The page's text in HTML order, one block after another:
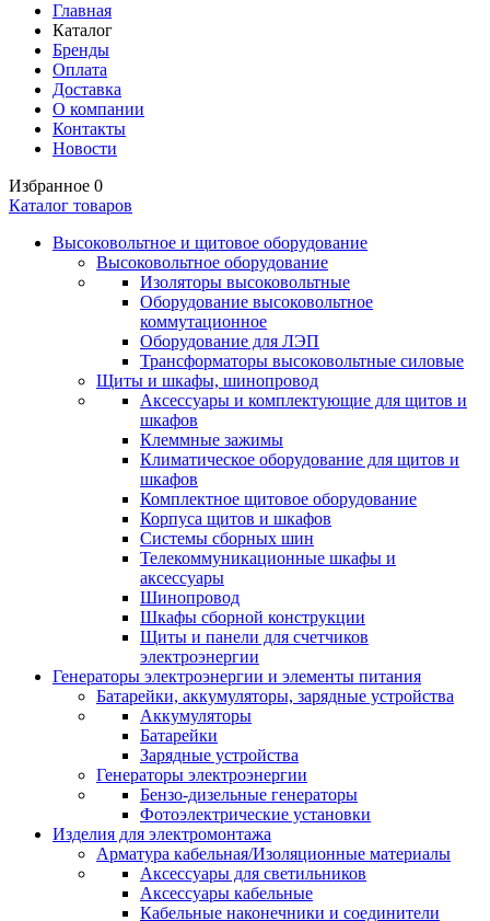
Главная
Каталог
Бренды
Оплата
Доставка
О компании
Контакты
Новости
Избранное 0
Каталог товаров
Высоковольтное и щитовое оборудование
Высоковольтное оборудование
Изоляторы высоковольтные
Оборудование высоковольтное
коммутационное
Оборудование для ЛЭП
Трансформаторы высоковольтные силовые
Щиты и шкафы, шинопровод
Аксессуары и комплектующие для щитов и
шкафов
Клеммные зажимы
Климатическое оборудование для щитов и
шкафов
Комплектное щитовое оборудование
Корпуса щитов и шкафов
Системы сборных шин
Телекоммуникационные шкафы и
аксессуары
Шинопровод
Шкафы сборной конструкции
Щиты и панели для счетчиков
электроэнергии
Генераторы электроэнергии и элементы питания
Батарейки, аккумуляторы, зарядные устройства
Аккумуляторы
Батарейки
Зарядные устройства
Генераторы электроэнергии
Бензо-дизельные генераторы
Фотоэлектрические установки
Изделия для электромонтажа
Арматура кабельная/Изоляционные материалы
Аксессуары для светильников
Аксессуары кабельные
Кабельные наконечники и соединители